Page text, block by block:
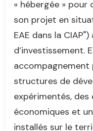
« hébergée »
son projet en
EAE dans la
d’investissement.
accompagnement
structures de
expérimentés,
économiques et
installés sur le